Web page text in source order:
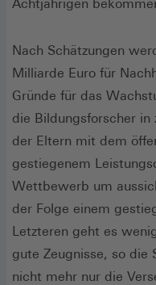
Achtjährigen
Nach Schätzungen
Milliarde Euro für
Gründe für das
die Bildungsforscher in
der Eltern mit dem
gestiegenem
Wettbewerb um
der Folge einem
Letzteren geht es
gute Zeugnisse, so die
nicht mehr nur die